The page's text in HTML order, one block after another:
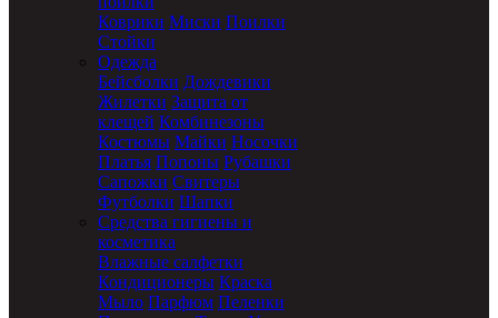
Коврики Миски Поилки
Стойки
Одежда
Бейсболки Дождевики
Жилетки Защита от
клещей Комбинезоны
Костюмы Майки Носочки
Платья Попоны Рубашки
Сапожки Свитеры
Футболки Шапки
Средства гигиены и
косметика
Влажные салфетки
Кондиционеры Краска
Мыло Парфюм Пеленки